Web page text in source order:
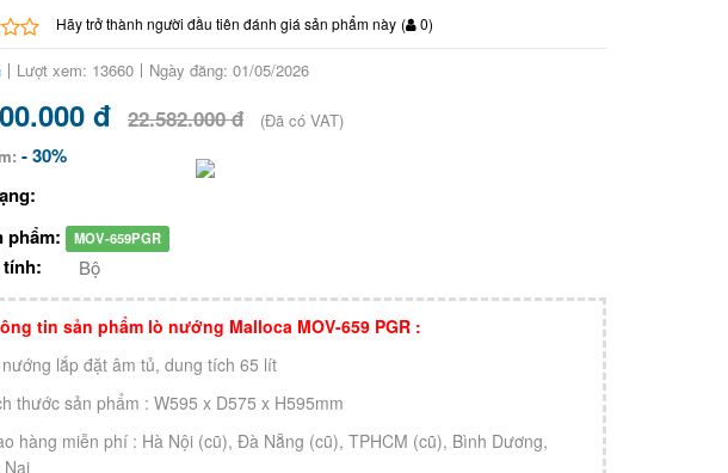
Hãy trở thành người đầu tiên đánh giá sản phẩm này ( 0)
Lượt xem: 13660 Ngày đăng: 01/05/2026
đ 22.582.000 đ
(Đã có VAT)
- 30%
phẩm:
MOV-659PGR
Bộ
tin sản phẩm lò nướng Malloca MOV-659 PGR :
lắp đặt âm tủ, dung tích 65 lít
thước sản phẩm : W595 x D575 x H595mm
hàng miễn phí : Hà Nội (cũ), Đà Nẵng (cũ), TPHCM (cũ), Bình Dương,